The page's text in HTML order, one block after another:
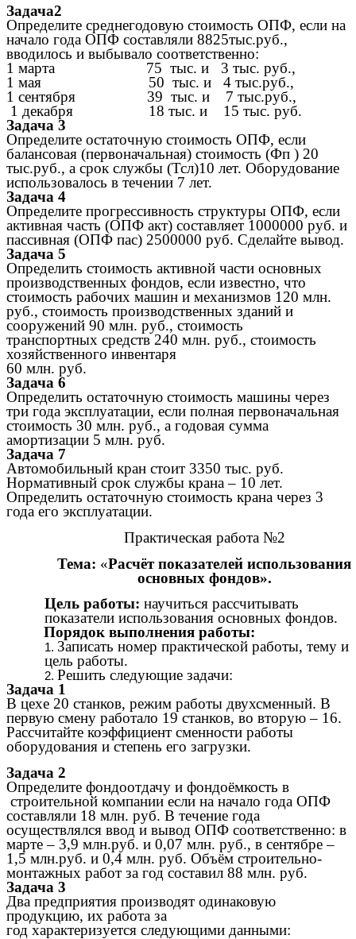
Задача2
Определите среднегодовую стоимость ОПФ, если на
начало года ОПФ составляли 8825тыс.руб.,
вводилось и выбывало соответственно:
1 марта 75 тыс. и 3 тыс. руб.,
1 мая 50 тыс. и 4 тыс.руб.,
1 сентября 39 тыс. и 7 тыс.руб.,
1 декабря 18 тыс. и 15 тыс. руб.
Задача 3
Определите остаточную стоимость ОПФ, если
балансовая (первоначальная) стоимость (Фп ) 20
тыс.руб., а срок службы (Тсл)10 лет. Оборудование
использовалось в течении 7 лет.
Задача 4
Определите прогрессивность структуры ОПФ, если
активная часть (ОПФ акт) составляет 1000000 руб. и
пассивная (ОПФ пас) 2500000 руб. Сделайте вывод.
Задача 5
Определить стоимость активной части основных
производственных фондов, если известно, что
стоимость рабочих машин и механизмов 120 млн.
руб., стоимость производственных зданий и
сооружений 90 млн. руб., стоимость
транспортных средств 240 млн. руб., стоимость
хозяйственного инвентаря
60 млн. руб.
Задача 6
Определить остаточную стоимость машины через
три года эксплуатации, если полная первоначальная
стоимость 30 млн. руб., а годовая сумма
амортизации 5 млн. руб.
Задача 7
Автомобильный кран стоит 3350 тыс. руб.
Нормативный срок службы крана – 10 лет.
Определить остаточную стоимость крана через 3
года его эксплуатации.
Практическая работа №2
Тема: «Расчёт показателей использования
основных фондов».
Цель работы: научиться рассчитывать
показатели использования основных фондов.
Порядок выполнения работы:
Записать номер практической работы, тему и
цель работы.
Решить следующие задачи:
Задача 1
В цехе 20 станков, режим работы двухсменный. В
первую смену работало 19 станков, во вторую – 16.
Рассчитайте коэффициент сменности работы
оборудования и степень его загрузки.
Задача 2
Определите фондоотдачу и фондоёмкость в
строительной компании если на начало года ОПФ
составляли 18 млн. руб. В течение года
осуществлялся ввод и вывод ОПФ соответственно: в
марте – 3,9 млн.руб. и 0,07 млн. руб., в сентябре –
1,5 млн.руб. и 0,4 млн. руб. Объём строительно-
монтажных работ за год составил 88 млн. руб.
Задача 3
Два предприятия производят одинаковую
продукцию, их работа за
год характеризуется следующими данными: